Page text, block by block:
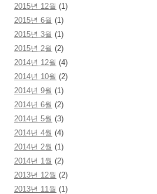
2015년 12월 (1)
2015년 6월 (1)
2015년 3월 (1)
2015년 2월 (2)
2014년 12월 (4)
2014년 10월 (2)
2014년 9월 (1)
2014년 6월 (2)
2014년 5월 (3)
2014년 4월 (4)
2014년 2월 (1)
2014년 1월 (2)
2013년 12월 (2)
2013년 11월 (1)